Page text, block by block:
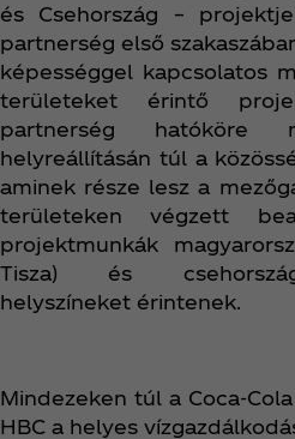
és Csehország –
partnerség első
képességgel kapcsolatos
területeket érintő
partnerség hatóköre
helyreállításán túl a
aminek része lesz a
területeken végzett
projektmunkák
Tisza) és
helyszíneket érintenek.
Mindezeken túl a
HBC a helyes